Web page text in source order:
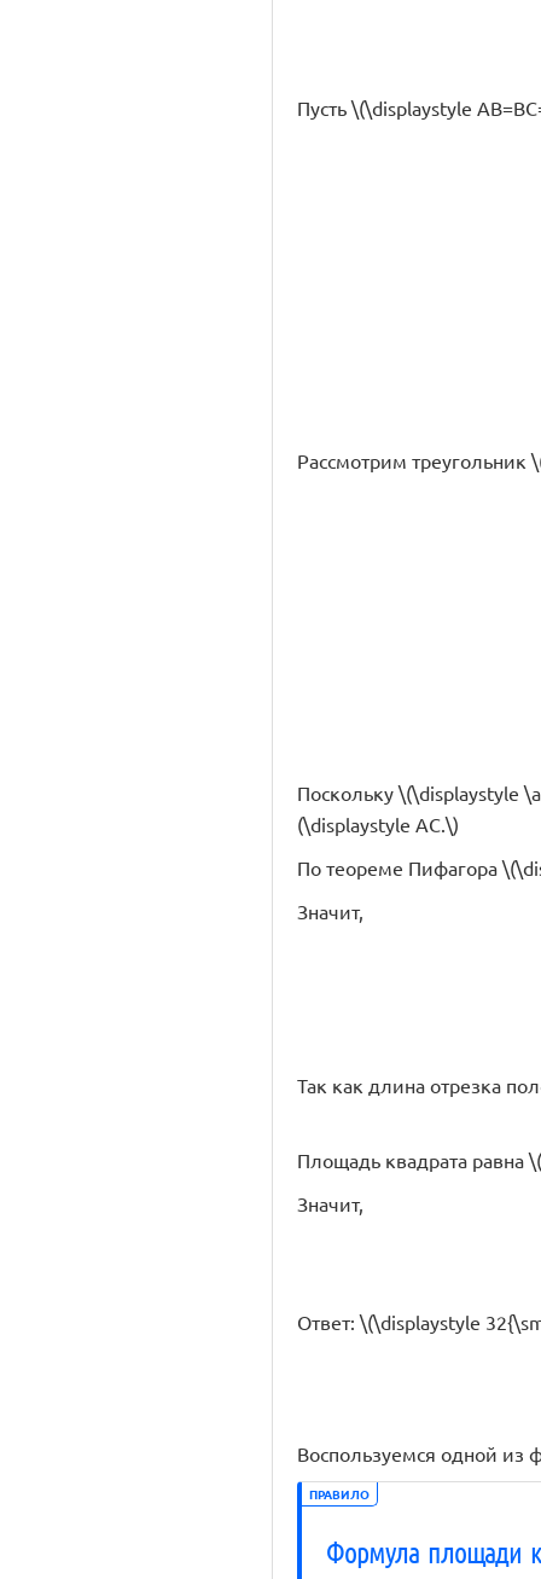
Пусть \(\displaystyle
Рассмотрим треугольник
Поскольку \(\displaystyle
(\displaystyle AC.\)
По теореме Пифагора
Значит,
Так как длина отрезка
Площадь квадрата равна
Значит,
Ответ: \(\displaystyle
Воспользуемся одной из
ПРАВИЛО
Формула площади